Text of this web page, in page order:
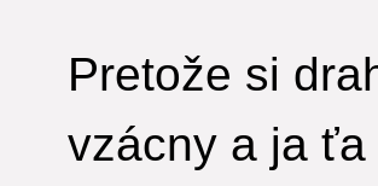
Pretože si
vzácny a ja ťa